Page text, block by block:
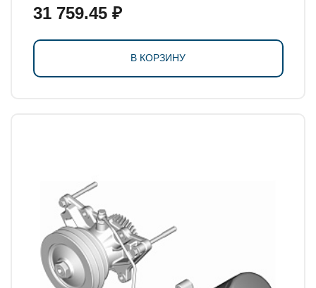
31 759.45 ₽
В КОРЗИНУ